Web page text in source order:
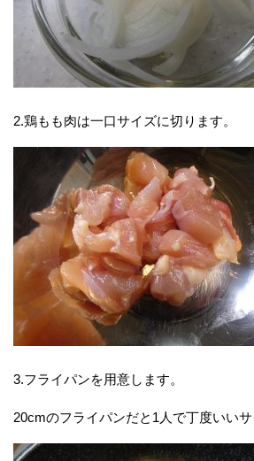
2.鶏もも肉は一口サイズに切ります。
3.フライパンを用意します。
20cmのフライパンだと1人で丁度いいサ